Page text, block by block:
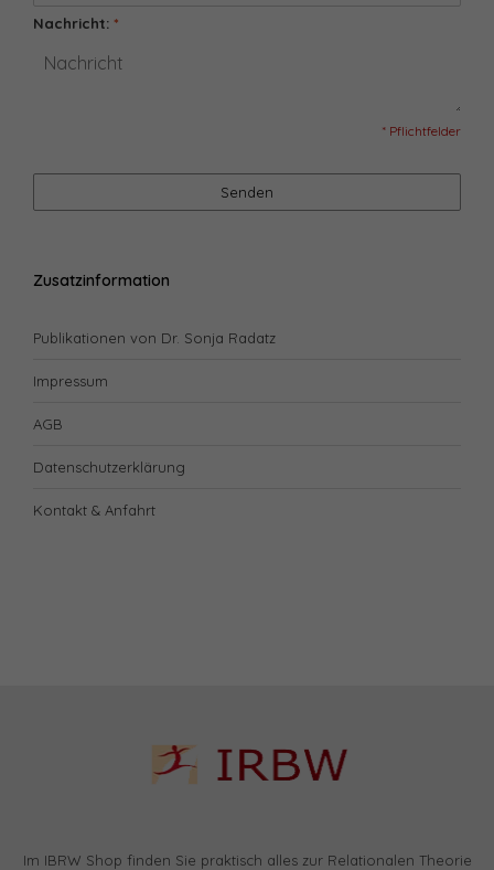
Nachricht: *
* Pflichtfelder
Senden
Zusatzinformation
Publikationen von Dr. Sonja Radatz
Impressum
AGB
Datenschutzerklärung
Kontakt & Anfahrt
Im IBRW Shop finden Sie praktisch alles zur Relationalen Theorie